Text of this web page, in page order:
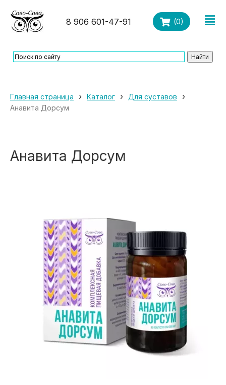
8 906 601-47-91 (0)
Главная страница › Каталог › Для суставов ›
Анавита Дорсум
Анавита Дорсум